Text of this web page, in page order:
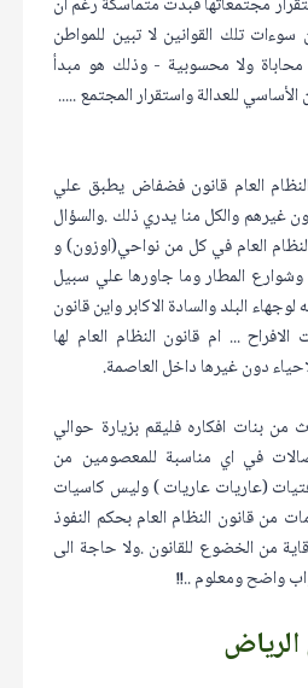
مجتمعاتها فبدت متماسكة رغم أن
سوءات تلك القوانين لا تبين للمواطن
محاباة ولا محسوبية - وذلك هو مبدأ
الأساسي للعدالة واستقرار المجتمع .....
العام قانون فضفاض يطبق علي
غيرهم والكل منا يدري ذلك .والسؤال
العام في كل من نواحي(اوزون) و
المطار وما جاورها علي سبيل
البلد والسادة الاكابر واين قانون
... ام قانون النظام العام لها
دون غيرها داخل العاصمة.
بنات افكاره فليقم بزيارة حوالي
الصالات في اي مناسبة للمعصومين من
فتيات (عاريات عاريات ) وليس كاسيات
من قانون النظام العام بحكم النفوذ
من الخضوع للقانون .ولا حاجة الى
واضح ومعلوم ..!!